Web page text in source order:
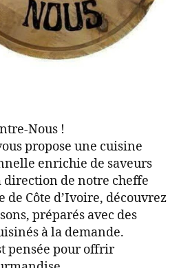
Nous !
propose une cuisine
enrichie de saveurs
direction de notre cheffe
Côte d’Ivoire, découvrez
préparés avec des
à la demande.
pensée pour offrir